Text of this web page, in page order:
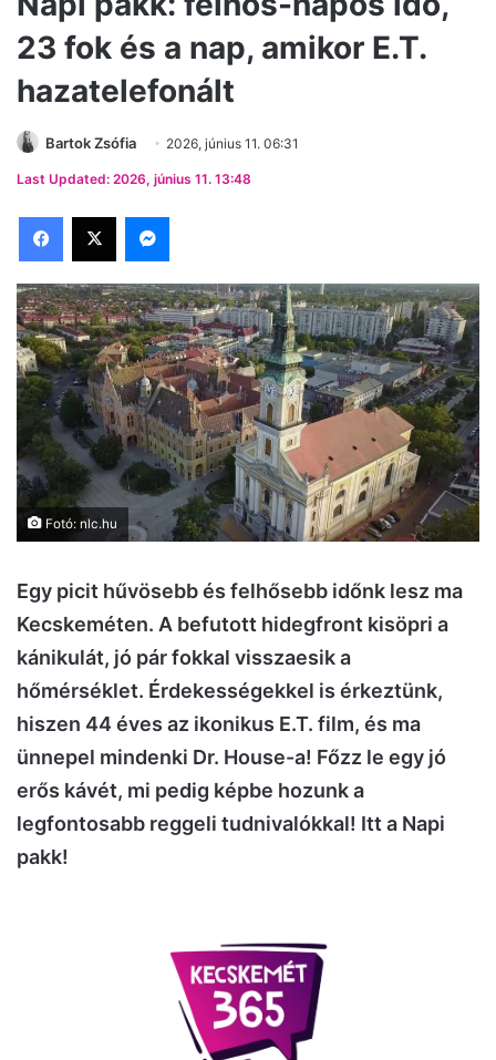
23 fok és a nap, amikor E.T.
hazatelefonált
Bartok Zsófia 2026, június 11. 06:31
Last Updated: 2026, június 11. 13:48
Facebook
X Messenger
Fotó: nlc.hu
Egy picit hűvösebb és felhősebb időnk lesz ma
Kecskeméten. A befutott hidegfront kisöpri a
kánikulát, jó pár fokkal visszaesik a
hőmérséklet. Érdekességekkel is érkeztünk,
hiszen 44 éves az ikonikus E.T. film, és ma
ünnepel mindenki Dr. House-a! Főzz le egy jó
erős kávét, mi pedig képbe hozunk a
legfontosabb reggeli tudnivalókkal! Itt a Napi
pakk!